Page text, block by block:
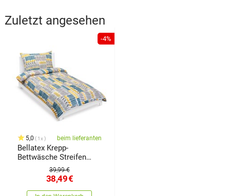
Zuletzt angesehen
-4%
5,0 1x beim lieferanten
Bellatex Krepp-
Bettwäsche Streifen
Blau-Gelb, 140 x 200 cm,
70 x 90 cm
39,99 €
38,49€